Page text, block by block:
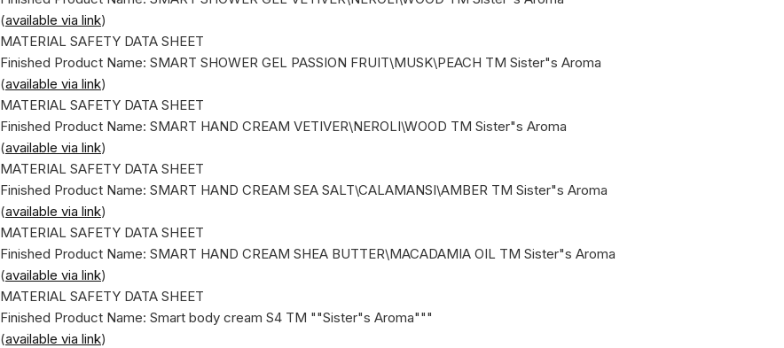
(available via link)
MATERIAL SAFETY DATA SHEET
Finished Product Name: SMART SHOWER GEL PASSION FRUIT\MUSK\PEACH ТМ Sister"s Aroma
(available via link)
MATERIAL SAFETY DATA SHEET
Finished Product Name: SMART HAND CREAM VETIVER\NEROLI\WOOD ТМ Sister"s Aroma
(available via link)
MATERIAL SAFETY DATA SHEET
Finished Product Name: SMART HAND CREAM SEA SALT\CALAMANSI\AMBER ТМ Sister"s Aroma
(available via link)
MATERIAL SAFETY DATA SHEET
Finished Product Name: SMART HAND CREAM SHEA BUTTER\MACADAMIA OIL ТМ Sister"s Aroma
(available via link)
MATERIAL SAFETY DATA SHEET
Finished Product Name: Smart body cream S4 ТМ ""Sister"s Aroma"""
(available via link)